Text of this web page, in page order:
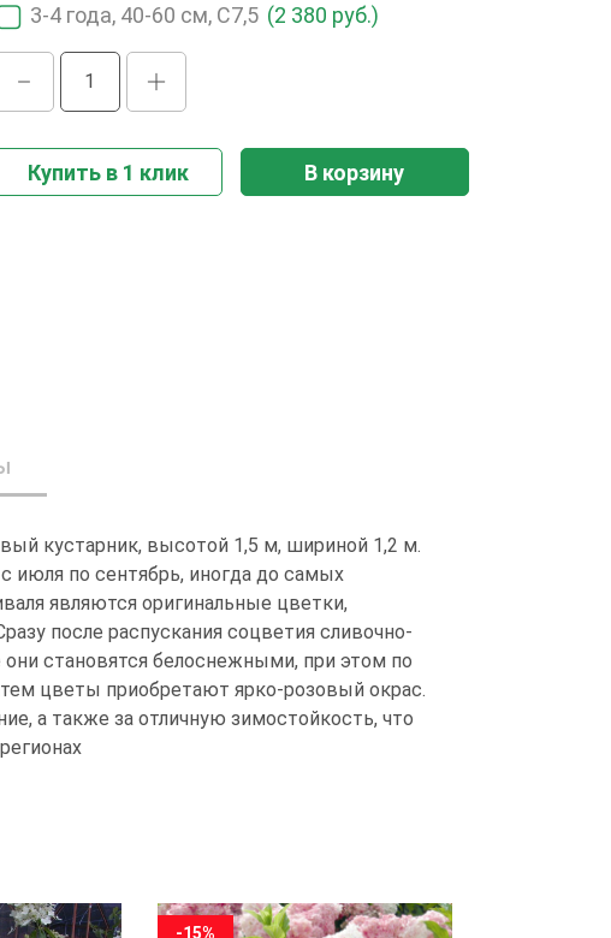
3-4 года, 40-60 см, С7,5 (2 380 руб.)
Купить в 1 клик В корзину
кустарник, высотой 1,5 м, шириной 1,2 м.
июля по сентябрь, иногда до самых
являются оригинальные цветки,
после распускания соцветия сливочно-
становятся белоснежными, при этом по
цветы приобретают ярко-розовый окрас.
а также за отличную зимостойкость, что
-15%